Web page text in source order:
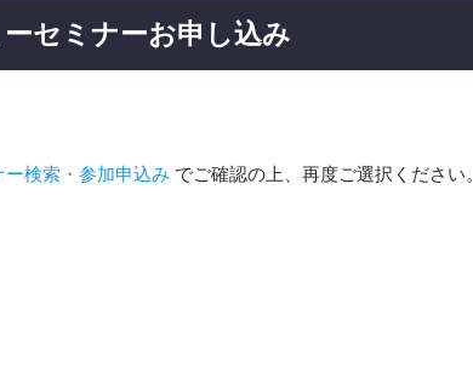
セミナーお申し込み
ー検索・参加申込み でご確認の上、再度ご選択ください。